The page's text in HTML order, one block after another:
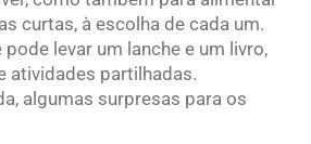
curtas, à escolha de cada um.
levar um lanche e um livro,
atividades partilhadas.
algumas surpresas para os